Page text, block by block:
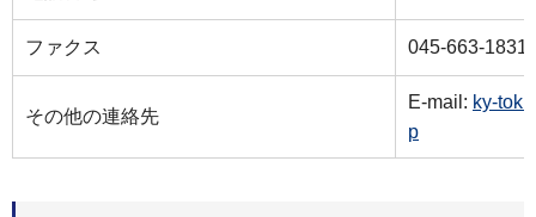
ファクス 045-663-1831
その他の連絡先
E-mail: ky-
p